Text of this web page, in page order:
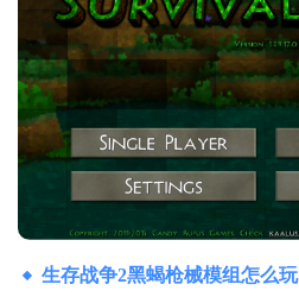
生存战争2黑蝎枪械模组怎么玩